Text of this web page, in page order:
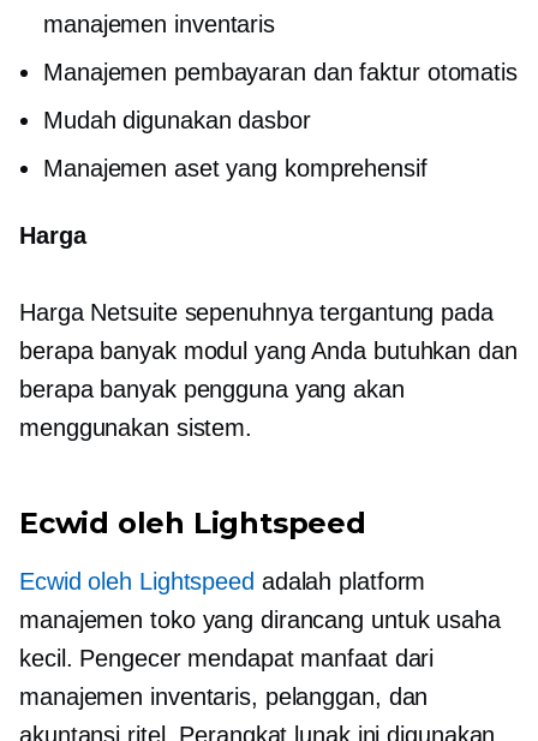
manajemen inventaris
Manajemen pembayaran dan faktur otomatis
Mudah digunakan dasbor
Manajemen aset yang komprehensif
Harga
Harga Netsuite sepenuhnya tergantung pada
berapa banyak modul yang Anda butuhkan dan
berapa banyak pengguna yang akan
menggunakan sistem.
Ecwid oleh Lightspeed
Ecwid oleh Lightspeed adalah platform
manajemen toko yang dirancang untuk usaha
kecil. Pengecer mendapat manfaat dari
manajemen inventaris, pelanggan, dan
akuntansi ritel. Perangkat lunak ini digunakan